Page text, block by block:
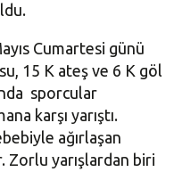
Cumartesi günü
15 K ateş ve 6 K göl
sporcular
karşı yarıştı.
ağırlaşan
yarışlardan biri